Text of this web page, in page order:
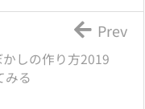
しの作り方2019
みる
Prev